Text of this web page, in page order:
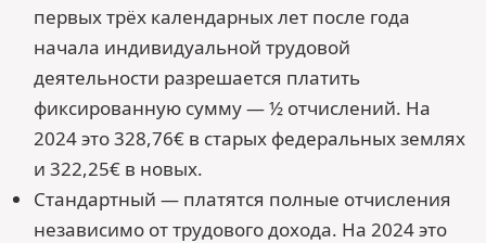
первых трёх календарных лет после года
начала индивидуальной трудовой
деятельности разрешается платить
фиксированную сумму — ½ отчислений. На
2024 это 328,76€ в старых федеральных землях
и 322,25€ в новых.
Стандартный — платятся полные отчисления
независимо от трудового дохода. На 2024 это